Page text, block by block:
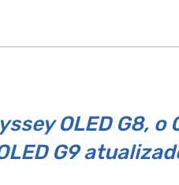
OLED G8, o
G9